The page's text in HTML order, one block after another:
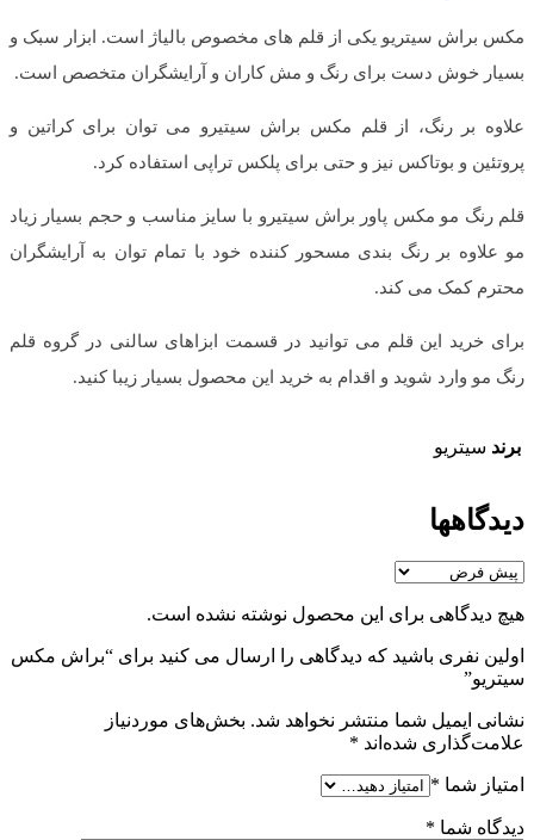
مکس براش سیتریو یکی از قلم های مخصوص بالیاژ است. ابزار سبک و
بسیار خوش دست برای رنگ و مش کاران و آرایشگران متخصص است.
علاوه بر رنگ، از قلم مکس براش سیتیرو می توان برای کراتین و
پروتئین و بوتاکس نیز و حتی برای پلکس تراپی استفاده کرد.
قلم رنگ مو مکس پاور براش سیتیرو با سایز مناسب و حجم بسیار زیاد
مو علاوه بر رنگ بندی مسحور کننده خود با تمام توان به آرایشگران
محترم کمک می کند.
برای خرید این قلم می توانید در قسمت ابزاهای سالنی در گروه قلم
رنگ مو وارد شوید و اقدام به خرید این محصول بسیار زیبا کنید.
برند سیتریو
دیدگاهها
هیچ دیدگاهی برای این محصول نوشته نشده است.
اولین نفری باشید که دیدگاهی را ارسال می کنید برای “براش مکس
سیتریو”
نشانی ایمیل شما منتشر نخواهد شد. بخش‌های موردنیاز
علامت‌گذاری شده‌اند *
امتیاز شما *
دیدگاه شما *